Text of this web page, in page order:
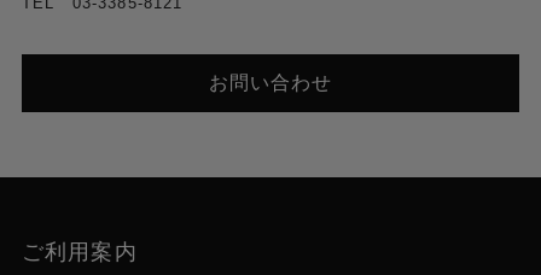
お問い合わせ
ご利用案内